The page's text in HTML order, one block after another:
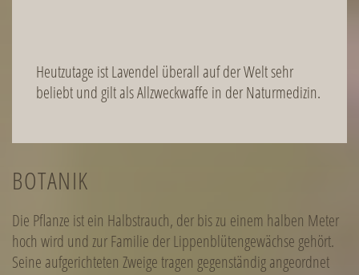
Heutzutage ist Lavendel überall auf der Welt sehr
beliebt und gilt als Allzweckwaffe in der Naturmedizin.
BOTANIK
Die Pflanze ist ein Halbstrauch, der bis zu einem halben Meter
hoch wird und zur Familie der Lippenblütengewächse gehört.
Seine aufgerichteten Zweige tragen gegenständig angeordnet